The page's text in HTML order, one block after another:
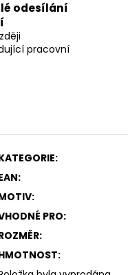
odesílání
pracovní
:
:
:
PRO:
:
: